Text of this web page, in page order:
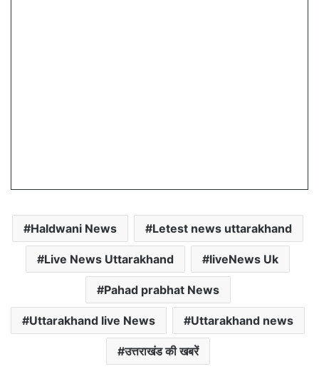
Haldwani News Letest news uttarakhand
Live News Uttarakhand liveNews Uk
Pahad prabhat News
Uttarakhand live News Uttarakhand news
उत्तराखंड की खबरें